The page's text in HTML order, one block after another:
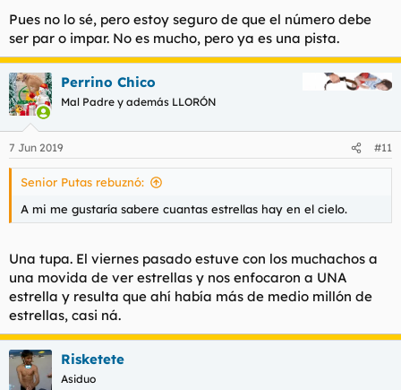
Pues no lo sé, pero estoy seguro de que el número debe
ser par o impar. No es mucho, pero ya es una pista.
Perrino Chico
Mal Padre y además LLORÓN
7 Jun 2019 #11
Senior Putas rebuznó:
A mi me gustaría sabere cuantas estrellas hay en el cielo.
Una tupa. El viernes pasado estuve con los muchachos a
una movida de ver estrellas y nos enfocaron a UNA
estrella y resulta que ahí había más de medio millón de
estrellas, casi ná.
Risketete
Asiduo